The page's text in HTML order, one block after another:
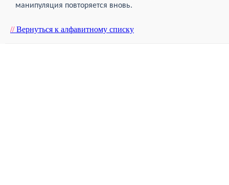
манипуляция повторяется вновь.
//Вернуться к алфавитному списку